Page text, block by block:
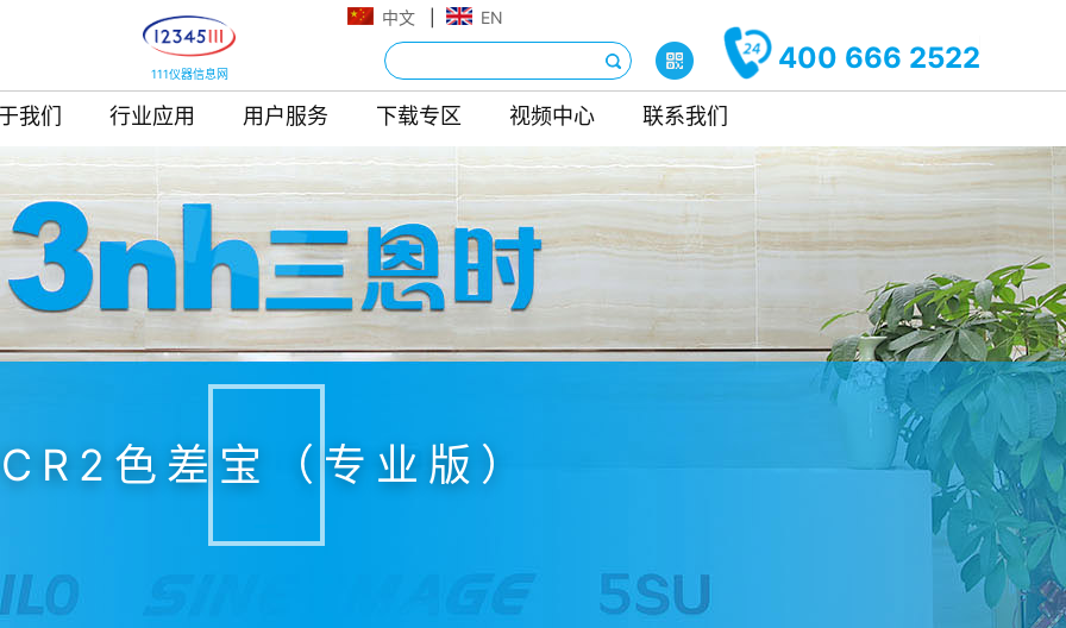
中文 EN
111仪器信息网 400 666 2522
我们 行业应用 用户服务 下载专区 视频中心 联系我们
CR2色差宝（专业版）